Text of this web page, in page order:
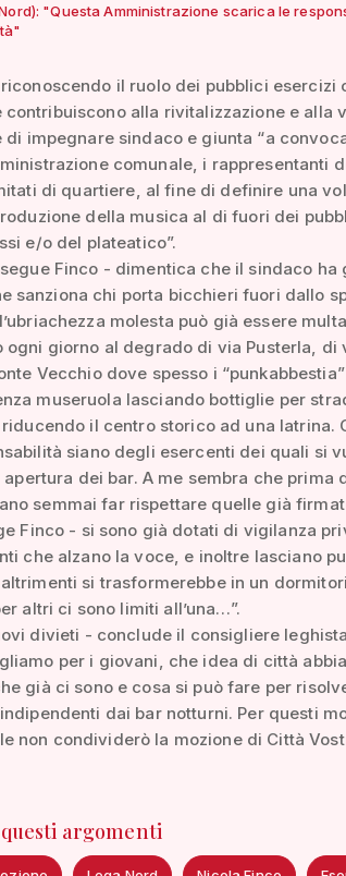
"Questa Amministrazione scarica le
il ruolo dei pubblici esercizi
alla rivitalizzazione e alla
impegnare sindaco e giunta “a
comunale, i rappresentanti
di quartiere, al fine di definire una
della musica al di fuori dei
e/o del plateatico”.
Finco - dimentica che il sindaco ha
sanziona chi porta bicchieri fuori dallo
molesta può già essere
ogni giorno al degrado di via Pusterla, di
Vecchio dove spesso i
museruola lasciando bottiglie per
il centro storico ad una latrina.
siano degli esercenti dei quali si
apertura dei bar. A me sembra che prima
semmai far rispettare quelle già
Finco - si sono già dotati di vigilanza
che alzano la voce, e inoltre lasciano
si trasformerebbe in un
altri ci sono limiti all’una…”.
divieti - conclude il consigliere
per i giovani, che idea di città
già ci sono e cosa si può fare per
dai bar notturni. Per questi
non condividerò la mozione di Città
argomenti